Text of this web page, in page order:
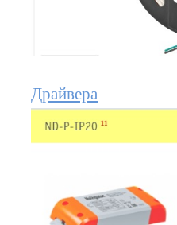
Драйвера